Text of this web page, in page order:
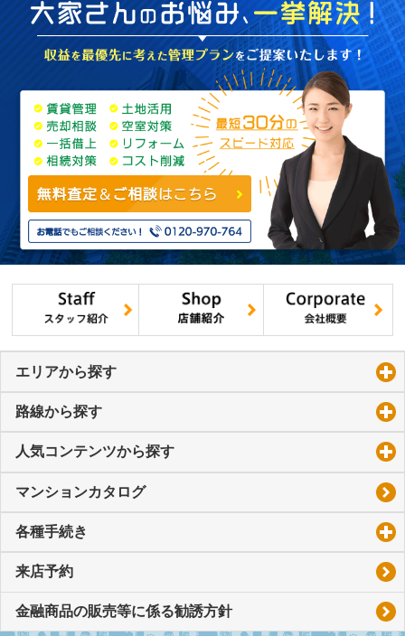
エリアから探す
路線から探す
人気コンテンツから探す
マンションカタログ
各種手続き
来店予約
金融商品の販売等に係る勧誘方針